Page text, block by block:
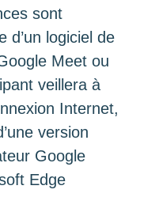
sont
d’un logiciel de
Meet ou
veillera à
Internet,
version
Google
Edge